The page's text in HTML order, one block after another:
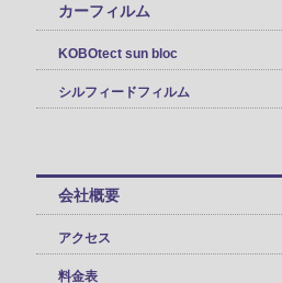
カーフィルム
KOBOtect sun bloc
シルフィードフィルム
会社概要
アクセス
料金表